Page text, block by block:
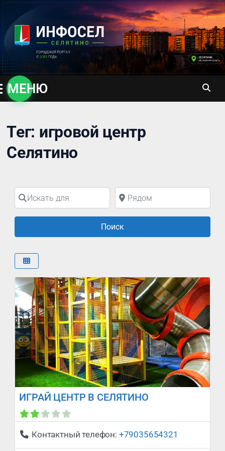
содержимому
МЕНЮ
Тег: игровой центр
Селятино
Искать для Рядом
ПоискПоиск
ИГРАЙ ЦЕНТР В СЕЛЯТИНО
Сейчас закрыто
Контактный телефон: +79035654321